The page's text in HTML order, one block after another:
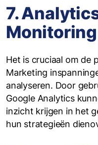
7.
Het is cruciaal om de
Marketing
analyseren. Door
Google Analytics
inzicht krijgen in het
hun strategieën